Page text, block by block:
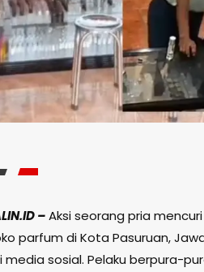
–Aksi seorang pria
parfum di Kota Pasuruan,
media sosial. Pelaku berpura-